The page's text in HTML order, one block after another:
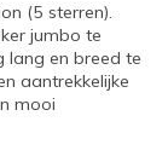
(5 sterren).
jumbo te
lang en breed te
aantrekkelijke
mooi